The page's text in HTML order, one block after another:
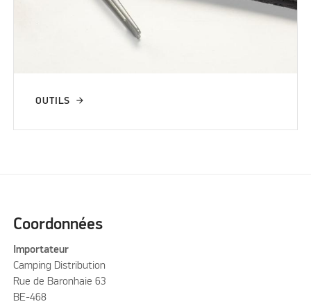
OUTILS
Coordonnées
Importateur
Camping Distribution
Rue de Baronhaie 63
BE-468